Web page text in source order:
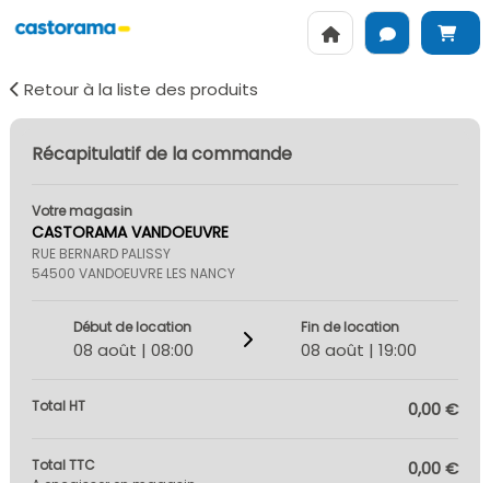
Retour à la liste des produits
Récapitulatif de la commande
Votre magasin
CASTORAMA VANDOEUVRE
RUE BERNARD PALISSY
54500 VANDOEUVRE LES NANCY
Début de location
08 août | 08:00
Fin de location
08 août | 19:00
Total HT 0,00 €
Total TTC
0,00 €